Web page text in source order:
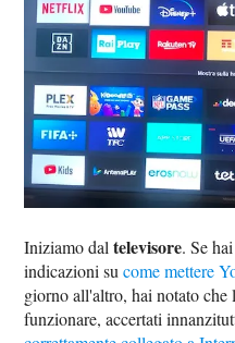
Iniziamo daltelevisore. Se
indicazioni sucome mettere
giorno all'altro, hai notato che
funzionare, accertati